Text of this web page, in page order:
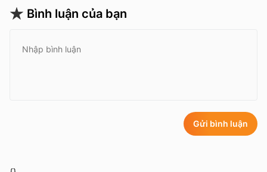
Bình luận của bạn
Gửi bình luận